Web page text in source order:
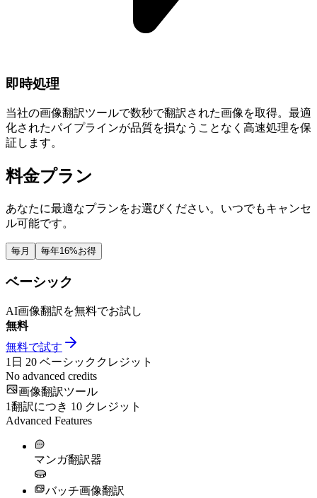
即時処理
当社の画像翻訳ツールで数秒で翻訳された画像を取得。最適
化されたパイプラインが品質を損なうことなく高速処理を保
証します。
料金プラン
あなたに最適なプランをお選びください。いつでもキャンセ
ル可能です。
毎月 毎年16%お得
ベーシック
AI画像翻訳を無料でお試し
無料
無料で試す
1日 20 ベーシッククレジット
No advanced credits
画像翻訳ツール
1翻訳につき 10 クレジット
Advanced Features
マンガ翻訳器
バッチ画像翻訳